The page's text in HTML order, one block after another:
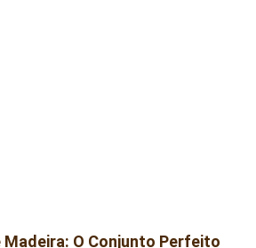
Madeira: O Conjunto Perfeito